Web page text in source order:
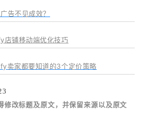
告不见成效？
店铺移动端优化技巧
卖家都要知道的3个定价策略
修改标题及原文，并保留来源以及原文